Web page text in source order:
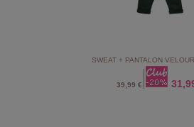
SWEAT + PANTALON
39,99 €